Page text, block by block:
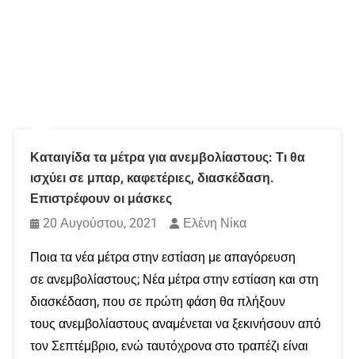
Καταιγίδα τα μέτρα για ανεμβολίαστους: Τι θα
ισχύει σε μπαρ, καφετέριες, διασκέδαση.
Επιστρέφουν οι μάσκες
20 Αυγούστου, 2021
Ελένη Νίκα
Ποια τα νέα μέτρα στην εστίαση με απαγόρευση
σε ανεμβολίαστους; Νέα μέτρα στην εστίαση και στη
διασκέδαση, που σε πρώτη φάση θα πλήξουν
τους ανεμβολίαστους αναμένεται να ξεκινήσουν από
τον Σεπτέμβριο, ενώ ταυτόχρονα στο τραπέζι είναι